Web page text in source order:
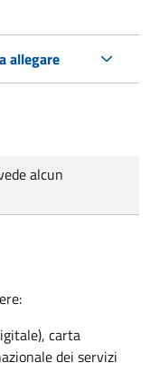
allegare
alcun
carta
dei servizi